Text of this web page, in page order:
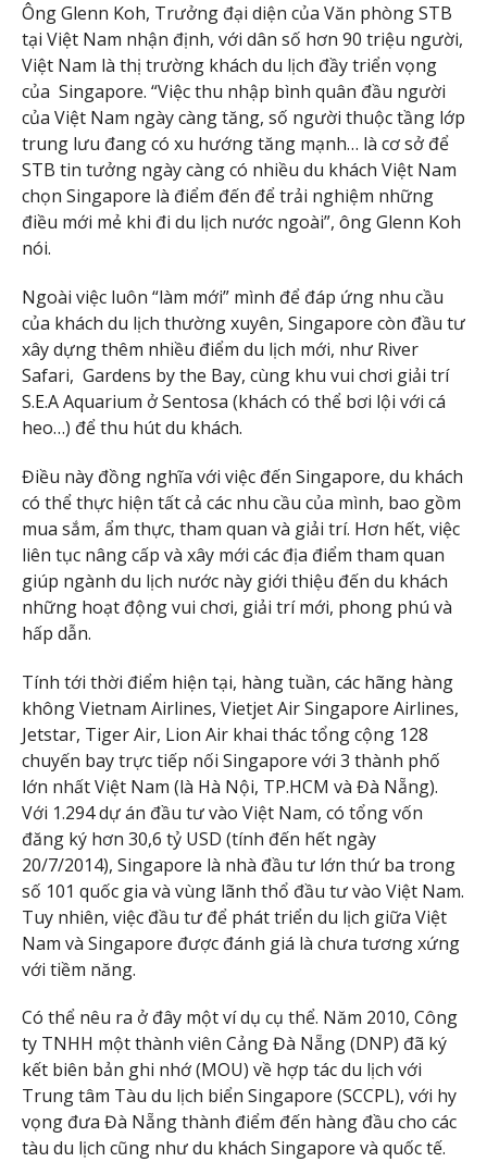
Ông Glenn Koh, Trưởng đại diện của Văn phòng STB
tại Việt Nam nhận định, với dân số hơn 90 triệu người,
Việt Nam là thị trường khách du lịch đầy triển vọng
của Singapore. “Việc thu nhập bình quân đầu người
của Việt Nam ngày càng tăng, số người thuộc tầng lớp
trung lưu đang có xu hướng tăng mạnh… là cơ sở để
STB tin tưởng ngày càng có nhiều du khách Việt Nam
chọn Singapore là điểm đến để trải nghiệm những
điều mới mẻ khi đi du lịch nước ngoài”, ông Glenn Koh
nói.
Ngoài việc luôn “làm mới” mình để đáp ứng nhu cầu
của khách du lịch thường xuyên, Singapore còn đầu tư
xây dựng thêm nhiều điểm du lịch mới, như River
Safari, Gardens by the Bay, cùng khu vui chơi giải trí
S.E.A Aquarium ở Sentosa (khách có thể bơi lội với cá
heo…) để thu hút du khách.
Điều này đồng nghĩa với việc đến Singapore, du khách
có thể thực hiện tất cả các nhu cầu của mình, bao gồm
mua sắm, ẩm thực, tham quan và giải trí. Hơn hết, việc
liên tục nâng cấp và xây mới các địa điểm tham quan
giúp ngành du lịch nước này giới thiệu đến du khách
những hoạt động vui chơi, giải trí mới, phong phú và
hấp dẫn.
Tính tới thời điểm hiện tại, hàng tuần, các hãng hàng
không Vietnam Airlines, Vietjet Air Singapore Airlines,
Jetstar, Tiger Air, Lion Air khai thác tổng cộng 128
chuyến bay trực tiếp nối Singapore với 3 thành phố
lớn nhất Việt Nam (là Hà Nội, TP.HCM và Đà Nẵng).
Với 1.294 dự án đầu tư vào Việt Nam, có tổng vốn
đăng ký hơn 30,6 tỷ USD (tính đến hết ngày
20/7/2014), Singapore là nhà đầu tư lớn thứ ba trong
số 101 quốc gia và vùng lãnh thổ đầu tư vào Việt Nam.
Tuy nhiên, việc đầu tư để phát triển du lịch giữa Việt
Nam và Singapore được đánh giá là chưa tương xứng
với tiềm năng.
Có thể nêu ra ở đây một ví dụ cụ thể. Năm 2010, Công
ty TNHH một thành viên Cảng Đà Nẵng (DNP) đã ký
kết biên bản ghi nhớ (MOU) về hợp tác du lịch với
Trung tâm Tàu du lịch biển Singapore (SCCPL), với hy
vọng đưa Đà Nẵng thành điểm đến hàng đầu cho các
tàu du lịch cũng như du khách Singapore và quốc tế.